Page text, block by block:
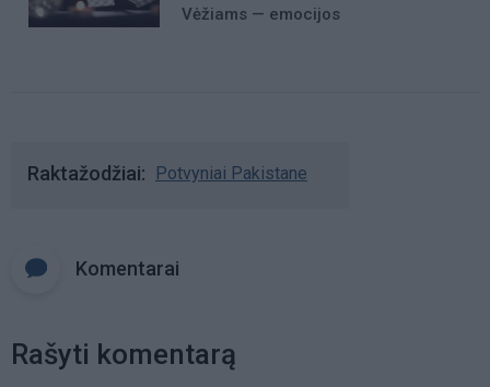
Vėžiams — emocijos
Raktažodžiai Potvyniai Pakistane
Komentarai
Rašyti komentarą